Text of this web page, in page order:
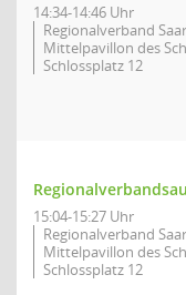
14:34-14:46 Uhr
Regionalverband
Mittelpavillon des
Schlossplatz 12
15:04-15:27 Uhr
Regionalverband
Mittelpavillon des
Schlossplatz 12